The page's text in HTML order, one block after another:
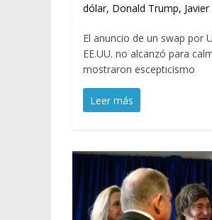
dólar, Donald Trump,
El anuncio de un swap por
EE.UU. no alcanzó para
mostraron escepticismo
Leer más